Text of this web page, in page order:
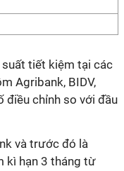
suất tiết kiệm tại các
Agribank, BIDV,
điều chỉnh so với đầu
và trước đó là
kì hạn 3 tháng từ